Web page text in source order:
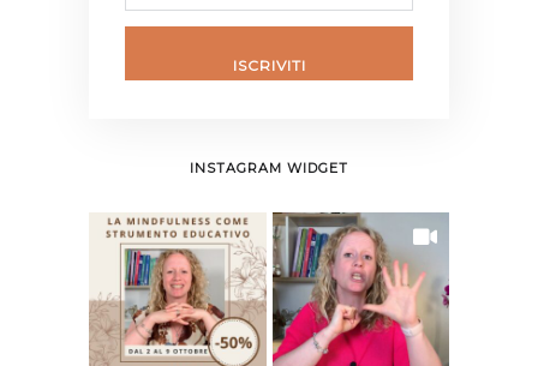
ISCRIVITI
INSTAGRAM WIDGET